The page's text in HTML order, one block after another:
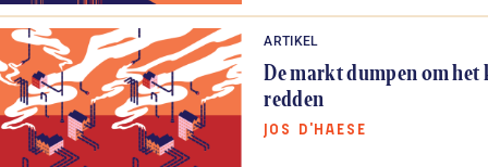
ARTIKEL
De markt dumpen om
redden
JOS D’HAESE